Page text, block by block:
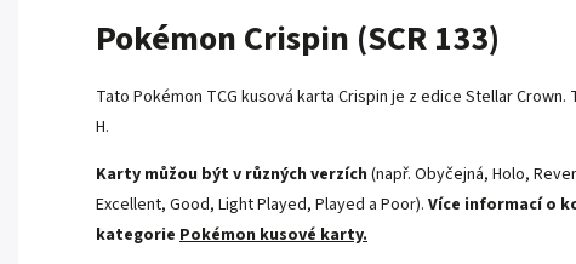
Pokémon Crispin (SCR 133)
Tato Pokémon TCG kusová karta Crispin je z edice Stellar
H.
Karty můžou být v různých verzích (např. Obyčejná, Holo,
Excellent, Good, Light Played, Played a Poor). Více informací o
kategorie Pokémon kusové karty.